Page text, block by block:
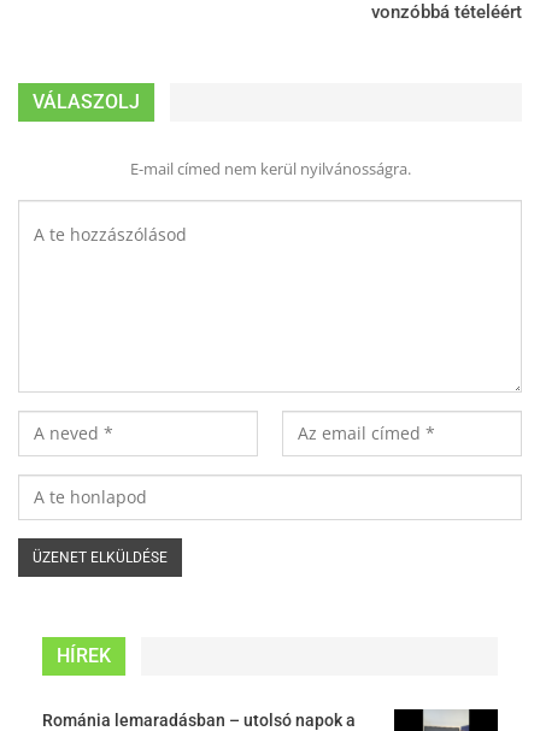
vonzóbbá tételéért
VÁLASZOLJ
E-mail címed nem kerül nyilvánosságra.
HÍREK
Románia lemaradásban – utolsó napok a